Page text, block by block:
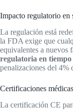
Impacto regulatorio en
La regulación está
la FDA exige que
equivalentes a nuevos
regulatoria en
penalizaciones del 4%
Certificaciones
La certificación CE